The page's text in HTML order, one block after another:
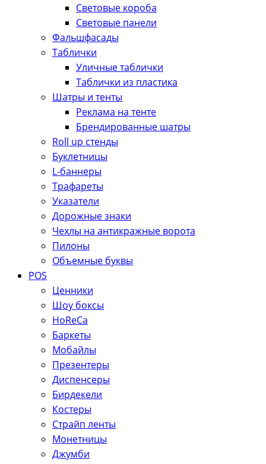
Световые короба
Световые панели
Фальшфасады
Таблички
Уличные таблички
Таблички из пластика
Шатры и тенты
Реклама на тенте
Брендированные шатры
Roll up стенды
Буклетницы
L-баннеры
Трафареты
Указатели
Дорожные знаки
Чехлы на антикражные ворота
Пилоны
Объемные буквы
POS
Ценники
Шоу боксы
HoReCa
Баркеты
Мобайлы
Презентеры
Диспенсеры
Бирдекели
Костеры
Страйп ленты
Монетницы
Джумби